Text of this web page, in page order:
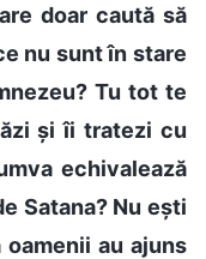
doar caută să
nu sunt în stare
Tu tot te
și îi tratezi cu
echivalează
Satana? Nu ești
au ajuns